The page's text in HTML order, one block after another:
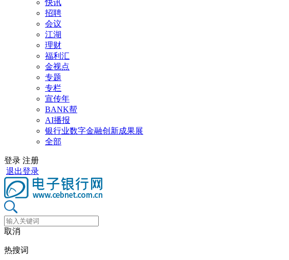
快讯
招聘
会议
江湖
理财
福利汇
金视点
专题
专栏
宣传年
BANK帮
AI播报
银行业数字金融创新成果展
全部
登录 注册
退出登录
取消
热搜词